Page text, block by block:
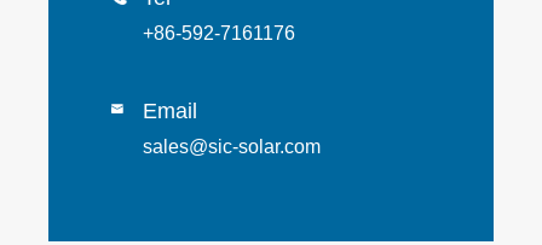
+86-592-7161176
 Email
sales@sic-solar.com